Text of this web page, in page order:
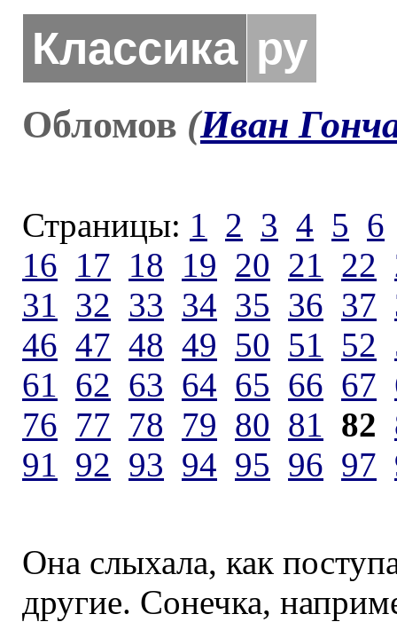
Классика ру
Обломов (Иван
Страницы: 1 2 3 4 5 6
16 17 18 19 20 21 22
31 32 33 34 35 36 37
46 47 48 49 50 51 52
61 62 63 64 65 66 67
76 77 78 79 80 81 82
91 92 93 94 95 96 97
Она слыхала, как
другие. Сонечка,